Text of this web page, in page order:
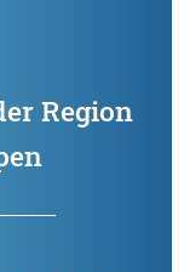
Region